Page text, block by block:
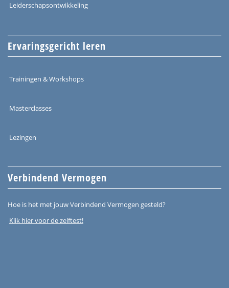
Leiderschapsontwikkeling
Ervaringsgericht leren
Trainingen & Workshops
Masterclasses
Lezingen
Verbindend Vermogen
Hoe is het met jouw Verbindend Vermogen gesteld?
Klik hier voor de zelftest!